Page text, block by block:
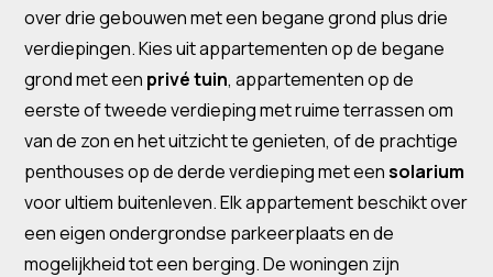
over drie gebouwen met een begane grond plus drie
verdiepingen. Kies uit appartementen op de begane
grond met een privé tuin, appartementen op de
eerste of tweede verdieping met ruime terrassen om
van de zon en het uitzicht te genieten, of de prachtige
penthouses op de derde verdieping met eensolarium
voor ultiem buitenleven. Elk appartement beschikt over
een eigen ondergrondse parkeerplaats en de
mogelijkheid tot een berging. De woningen zijn